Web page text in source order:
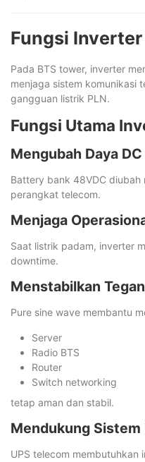
Fungsi Inverter
Pada BTS tower, inverter
menjaga sistem komunikasi
gangguan listrik PLN.
Fungsi Utama
Mengubah Daya
Battery bank 48VDC diubah
perangkat telecom.
Menjaga
Saat listrik padam, inverter
downtime.
Menstabilkan
Pure sine wave membantu
Server
Radio BTS
Router
Switch networking
tetap aman dan stabil.
Mendukung Sistem
UPS telecom membutuhkan